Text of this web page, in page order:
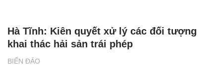
BIỂN ĐẢO
Hà Tĩnh: Kiên quyết xử lý các đối tượng
khai thác hải sản trái phép